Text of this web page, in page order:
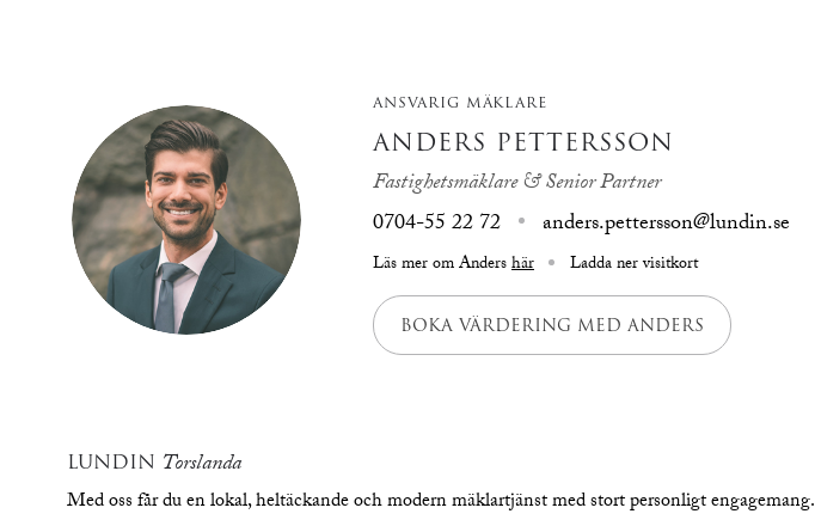
ANSVARIG MÄKLARE
ANDERS PETTERSSON
Fastighetsmäklare & Senior Partner
0704-55 22 72
anders.pettersson@lundin.se
Läs mer om Andershär Ladda ner visitkort
BOKA VÄRDERING MED ANDERS
LUNDIN Torslanda
Med oss får du en lokal, heltäckande och modern mäklartjänst med stort personligt engagemang.